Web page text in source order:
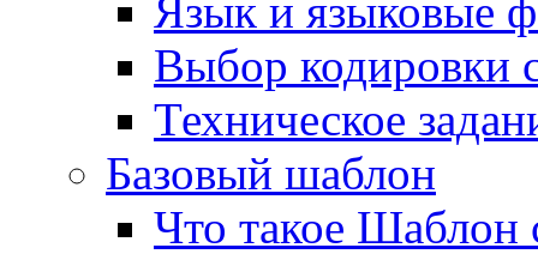
Язык и языковые
Выбор кодировки
Техническое
Базовый шаблон
Что такое Шаблон